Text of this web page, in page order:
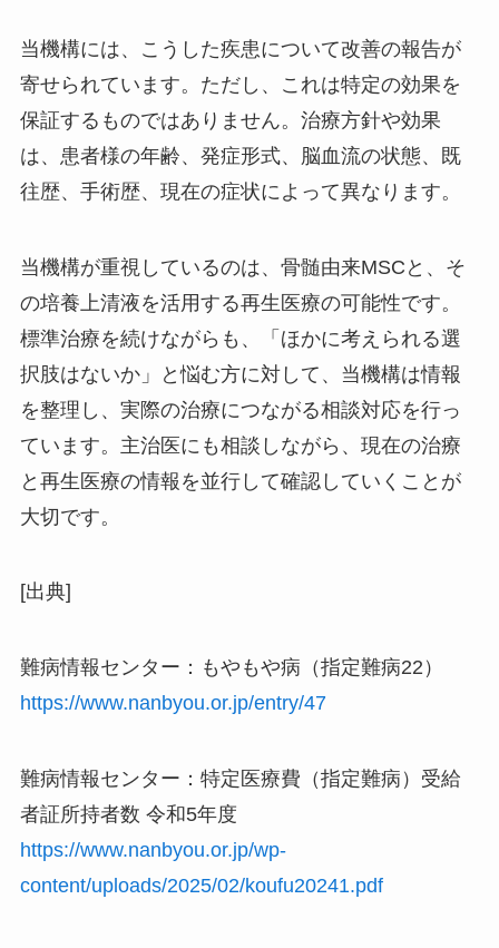
当機構には、こうした疾患について改善の報告が
寄せられています。ただし、これは特定の効果を
保証するものではありません。治療方針や効果
は、患者様の年齢、発症形式、脳血流の状態、既
往歴、手術歴、現在の症状によって異なります。
当機構が重視しているのは、骨髄由来MSCと、そ
の培養上清液を活用する再生医療の可能性です。
標準治療を続けながらも、「ほかに考えられる選
択肢はないか」と悩む方に対して、当機構は情報
を整理し、実際の治療につながる相談対応を行っ
ています。主治医にも相談しながら、現在の治療
と再生医療の情報を並行して確認していくことが
大切です。
[出典]
難病情報センター：もやもや病（指定難病22）
https://www.nanbyou.or.jp/entry/47
難病情報センター：特定医療費（指定難病）受給
者証所持者数 令和5年度
https://www.nanbyou.or.jp/wp-
content/uploads/2025/02/koufu20241.pdf